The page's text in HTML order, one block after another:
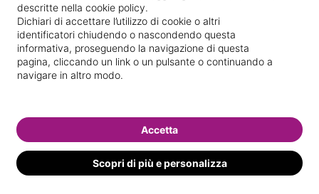
descritte nella cookie policy.
Dichiari di accettare l’utilizzo di cookie o altri
identificatori chiudendo o nascondendo questa
informativa, proseguendo la navigazione di questa
pagina, cliccando un link o un pulsante o continuando a
navigare in altro modo.
Scopri di più e personalizza
Accetta